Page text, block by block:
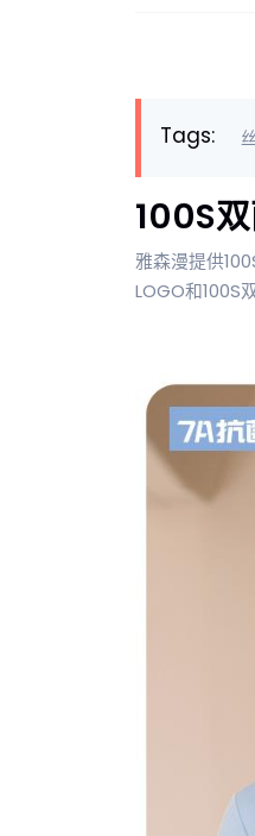
Tags:
100S
雅森漫提供
LOGO和100S